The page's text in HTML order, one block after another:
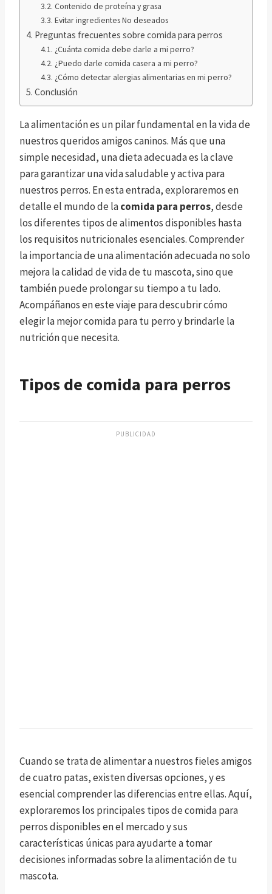
Contenido de proteína y grasa
Evitar ingredientes No deseados
Preguntas frecuentes sobre comida para perros
¿Cuánta comida debe darle a mi perro?
¿Puedo darle comida casera a mi perro?
¿Cómo detectar alergias alimentarias en mi perro?
Conclusión
La alimentación es un pilar fundamental en la vida de
nuestros queridos amigos caninos. Más que una
simple necesidad, una dieta adecuada es la clave
para garantizar una vida saludable y activa para
nuestros perros. En esta entrada, exploraremos en
detalle el mundo de lacomida para perros, desde
los diferentes tipos de alimentos disponibles hasta
los requisitos nutricionales esenciales. Comprender
la importancia de una alimentación adecuada no solo
mejora la calidad de vida de tu mascota, sino que
también puede prolongar su tiempo a tu lado.
Acompáñanos en este viaje para descubrir cómo
elegir la mejor comida para tu perro y brindarle la
nutrición que necesita.
Tipos de comida para perros
PUBLICIDAD
Cuando se trata de alimentar a nuestros fieles amigos
de cuatro patas, existen diversas opciones, y es
esencial comprender las diferencias entre ellas. Aquí,
exploraremos los principales tipos de comida para
perros disponibles en el mercado y sus
características únicas para ayudarte a tomar
decisiones informadas sobre la alimentación de tu
mascota.